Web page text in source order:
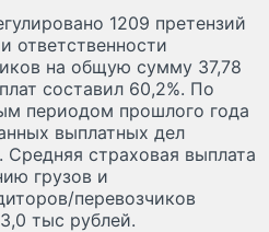
1209 претензий
ответственности
на общую сумму 37,78
составил 60,2%. По
периодом прошлого года
выплатных дел
Средняя страховая выплата
грузов и
перевозчиков
тыс рублей.